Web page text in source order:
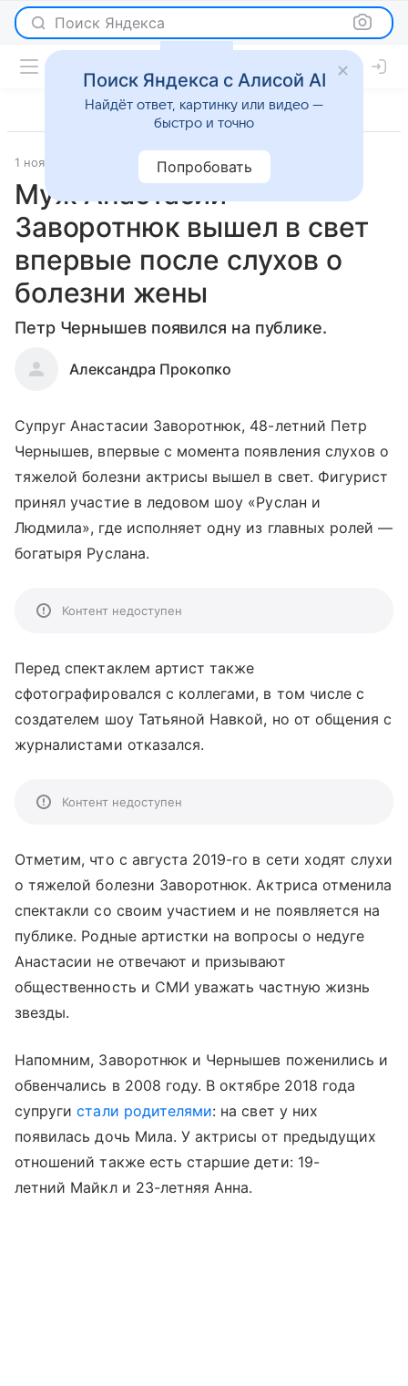
Поиск Яндекса
1 ноября 2019 Светская жизнь
Муж Анастасии
Заворотнюк вышел в свет
впервые после слухов о
болезни жены
Петр Чернышев появился на публике.
Александра Прокопко
Супруг Анастасии Заворотнюк, 48-летний Петр
Чернышев, впервые с момента появления слухов о
тяжелой болезни актрисы вышел в свет. Фигурист
принял участие в ледовом шоу «Руслан и
Людмила», где исполняет одну из главных ролей —
богатыря Руслана.
Контент недоступен
Перед спектаклем артист также
сфотографировался с коллегами, в том числе с
создателем шоу Татьяной Навкой, но от общения с
журналистами отказался.
Контент недоступен
Отметим, что с августа 2019-го в сети ходят слухи
о тяжелой болезни Заворотнюк. Актриса отменила
спектакли со своим участием и не появляется на
публике. Родные артистки на вопросы о недуге
Анастасии не отвечают и призывают
общественность и СМИ уважать частную жизнь
звезды.
Напомним, Заворотнюк и Чернышев поженились и
обвенчались в 2008 году. В октябре 2018 года
супругистали родителями: на свет у них
появилась дочь Мила. У актрисы от предыдущих
отношений также есть старшие дети: 19-
летний Майкл и 23-летняя Анна.
Поиск Яндекса с Алисой AI
Найдёт ответ, картинку или видео —
быстро и точно
Попробовать